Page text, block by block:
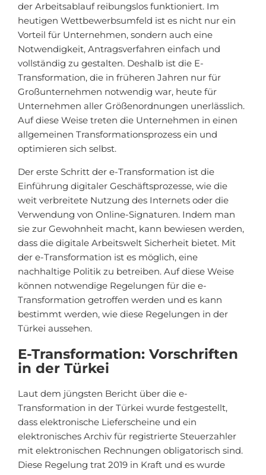
der Arbeitsablauf reibungslos funktioniert. Im
heutigen Wettbewerbsumfeld ist es nicht nur ein
Vorteil für Unternehmen, sondern auch eine
Notwendigkeit, Antragsverfahren einfach und
vollständig zu gestalten. Deshalb ist die E-
Transformation, die in früheren Jahren nur für
Großunternehmen notwendig war, heute für
Unternehmen aller Größenordnungen unerlässlich.
Auf diese Weise treten die Unternehmen in einen
allgemeinen Transformationsprozess ein und
optimieren sich selbst.
Der erste Schritt der e-Transformation ist die
Einführung digitaler Geschäftsprozesse, wie die
weit verbreitete Nutzung des Internets oder die
Verwendung von Online-Signaturen. Indem man
sie zur Gewohnheit macht, kann bewiesen werden,
dass die digitale Arbeitswelt Sicherheit bietet. Mit
der e-Transformation ist es möglich, eine
nachhaltige Politik zu betreiben. Auf diese Weise
können notwendige Regelungen für die e-
Transformation getroffen werden und es kann
bestimmt werden, wie diese Regelungen in der
Türkei aussehen.
E-Transformation: Vorschriften
in der Türkei
Laut dem jüngsten Bericht über die e-
Transformation in der Türkei wurde festgestellt,
dass elektronische Lieferscheine und ein
elektronisches Archiv für registrierte Steuerzahler
mit elektronischen Rechnungen obligatorisch sind.
Diese Regelung trat 2019 in Kraft und es wurde